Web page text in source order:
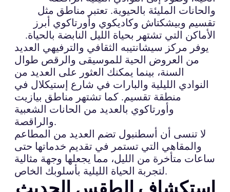
والحانات المليئة بالحيوية. تعتبر مناطق مثل
تقسيم وبيشكتاش وكاديكوي وأورتاكوي أبرز
الأماكن التي تشتهر بحياة الليل النابضة بالحياة.
يوفر مركز سيشانتيبه الثقافي والترفيهي العديد
من العروض الحية للموسيقى والرقص طوال
السنة، بينما يمكنك العثور على العديد من
النوادي الليلية والبارات في شارع إستيكلال في
منطقة تقسيم. كما تشتهر مناطق بيازيت
وأورتاكوي بالعديد من الحانات الشعبية
والراقصة.
لا تنسى أن أسطنبول تضم العديد من المطاعم
والمقاهي التي تستمر في تقديم خدماتها حتى
ساعات متأخرة من الليل، مما يجعلها وجهة مثالية
لتجربة الحياة الليلية بأسلوبك الخاص.